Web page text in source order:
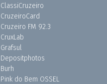
ClassiCruzeiro
CruzeiroCard
Cruzeiro FM 92.3
CruxLab
Grafsul
Depositphotos
Burh
Pink do Bem OSSEL